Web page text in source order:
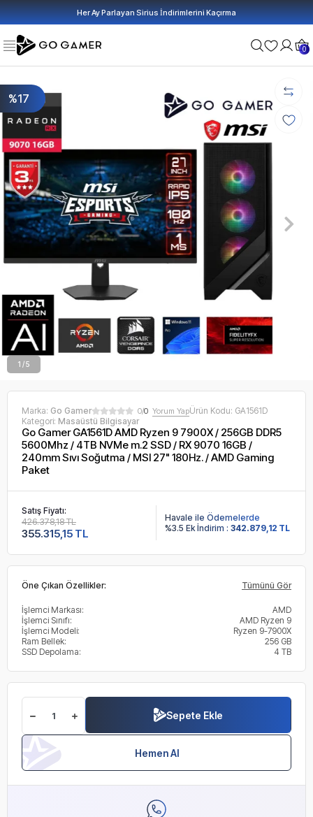
Her Ay Parlayan Sirius İndirimlerini Kaçırma
0
%17
2 / 5
Marka: Go Gamer 0/0 Yorum YapÜrün Kodu: GA1561D
Kategori: Masaüstü Bilgisayar
Go Gamer GA1561D AMD Ryzen 9 7900X / 256GB DDR5
5600Mhz / 4TB NVMe m.2 SSD / RX 9070 16GB /
240mm Sıvı Soğutma / MSI 27" 180Hz. / AMD Gaming
Paket
Satış Fiyatı:
355.315,15 TL
426.378,18 TL
Havale ile Ödemelerde
%3.5 Ek İndirim : 342.879,12 TL
Öne Çıkan Özellikler: Tümünü Gör
İşlemci Markası:
AMD
İşlemci Sınıfı:
AMD Ryzen 9
İşlemci Modeli:
Ryzen 9-7900X
Ram Bellek:
256 GB
SSD Depolama:
4 TB
Sepete Ekle
Hemen Al